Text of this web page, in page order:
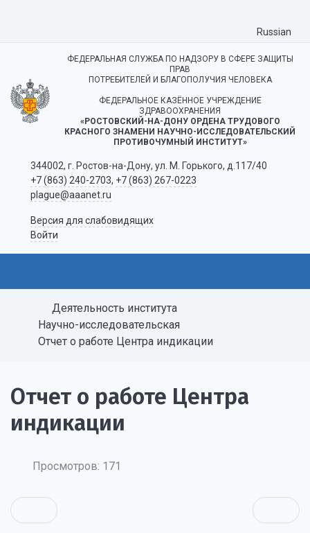
Russian
ФЕДЕРАЛЬНАЯ СЛУЖБА ПО НАДЗОРУ В СФЕРЕ ЗАЩИТЫ
ПРАВ
ПОТРЕБИТЕЛЕЙ И БЛАГОПОЛУЧИЯ ЧЕЛОВЕКА
ФЕДЕРАЛЬНОЕ КАЗЁННОЕ УЧРЕЖДЕНИЕ
ЗДРАВООХРАНЕНИЯ
«РОСТОВСКИЙ-НА-ДОНУ ОРДЕНА ТРУДОВОГО
КРАСНОГО ЗНАМЕНИ НАУЧНО-ИССЛЕДОВАТЕЛЬСКИЙ
ПРОТИВОЧУМНЫЙ ИНСТИТУТ»
344002, г. Ростов-на-Дону, ул. М. Горького, д.117/40
+7 (863) 240-2703, +7 (863) 267-0223
plague@aaanet.ru
Версия для слабовидящих
Войти
Деятельность института
Научно-исследовательская
Отчет о работе Центра индикации
Отчет о работе Центра
индикации
Просмотров: 171